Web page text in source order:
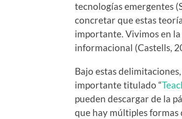
tecnologías emergentes
concretar que estas
importante. Vivimos en la
informacional (Castells,
Bajo estas
importante titulado “
pueden descargar de la
que hay múltiples formas